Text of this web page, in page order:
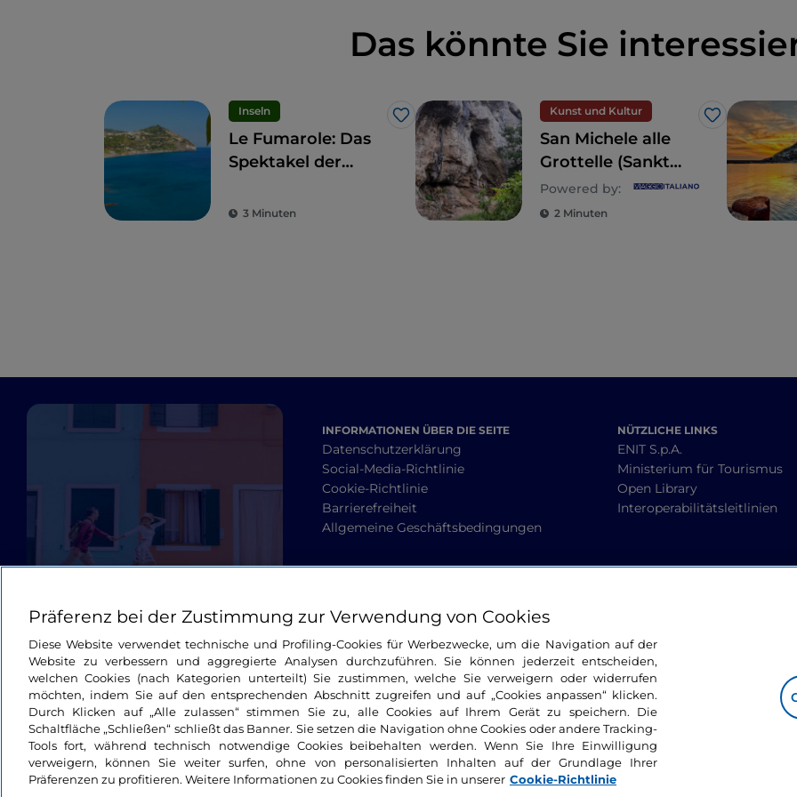
Das könnte Sie
Inseln
Like
Le Fumarole: Das
Spektakel der
Stränden Ischias
3 Minuten
Kunst und Kultur
Like
San Michele alle
Grottelle (Sankt
Michael in den
Grotten)
Powered by:
2 Minuten
INFORMATIONEN ÜBER DIE SEITE
Datenschutzerklärung
Social-Media-Richtlinie
Cookie-Richtlinie
Barrierefreiheit
Allgemeine Geschäftsbedingungen
NÜTZLICHE LINKS
ENIT S.p.A.
Ministerium für Tourismus
Open Library
Interoperabilitätsleitlinien
Präferenz bei der Zustimmung zur Verwendung von Cookies
Diese Website verwendet technische und Profiling-Cookies für Werbezwecke, um die Navigation auf der
Website zu verbessern und aggregierte Analysen durchzuführen. Sie können jederzeit entscheiden,
welchen Cookies (nach Kategorien unterteilt) Sie zustimmen, welche Sie verweigern oder widerrufen
möchten, indem Sie auf den entsprechenden Abschnitt zugreifen und auf „Cookies anpassen“ klicken.
Durch Klicken auf „Alle zulassen“ stimmen Sie zu, alle Cookies auf Ihrem Gerät zu speichern. Die
Schaltfläche „Schließen“ schließt das Banner. Sie setzen die Navigation ohne Cookies oder andere Tracking-
Tools fort, während technisch notwendige Cookies beibehalten werden. Wenn Sie Ihre Einwilligung
verweigern, können Sie weiter surfen, ohne von personalisierten Inhalten auf der Grundlage Ihrer
Präferenzen zu profitieren. Weitere Informationen zu Cookies finden Sie in unserer Cookie-Richtlinie